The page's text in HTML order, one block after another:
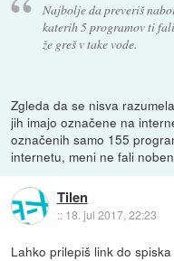
Najbolje da preveriš
katerih 5 programov ti
že greš v take vode.
Zgleda da se nisva
jih imajo označene na
označenih samo 155
internetu, meni ne fali
Tilen
:: 18. jul 2017, 22:23
Lahko prilepiš link do